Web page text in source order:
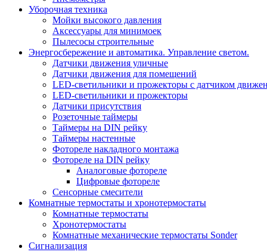
Уборочная техника
Мойки высокого давления
Аксессуары для минимоек
Пылесосы строительные
Энергосбережение и автоматика. Управление светом.
Датчики движения уличные
Датчики движения для помещений
LED-светильники и прожекторы с датчиком
LED-светильники и прожекторы
Датчики присутствия
Розеточные таймеры
Таймеры на DIN рейку
Таймеры настенные
Фотореле накладного монтажа
Фотореле на DIN рейку
Аналоговые фотореле
Цифровые фотореле
Сенсорные смесители
Комнатные термостаты и хронотермостаты
Комнатные термостаты
Хронотермостаты
Комнатные механические термостаты Sonder
Сигнализация